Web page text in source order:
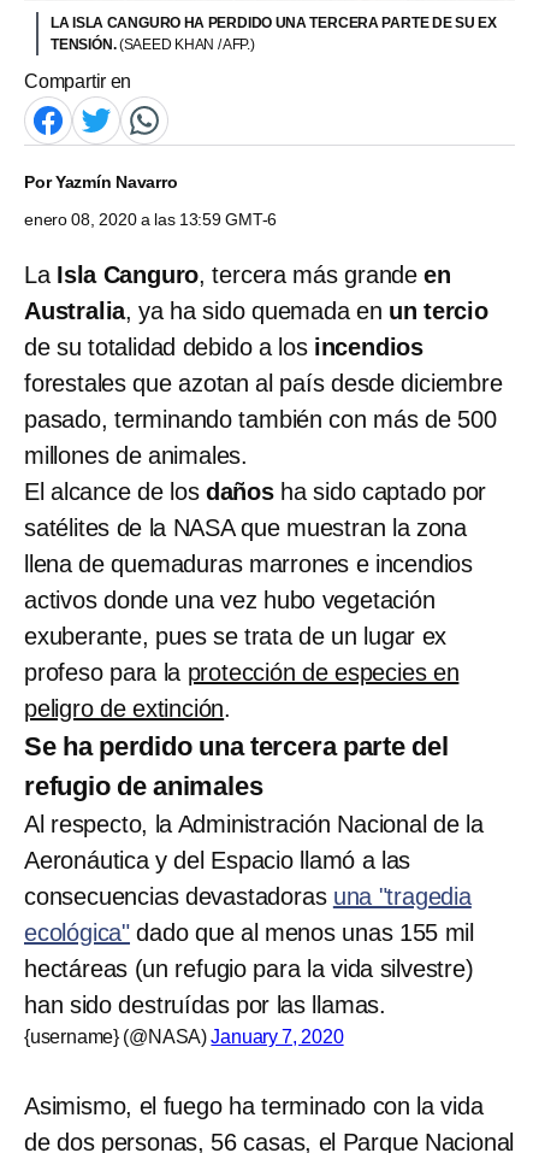
LA ISLA CANGURO HA PERDIDO UNA TERCERA PARTE DE SU EX
TENSIÓN.(SAEED KHAN / AFP.)
Compartir en
PorYazmín Navarro
enero 08, 2020 a las 13:59 GMT-6
La Isla Canguro, tercera más grandeen
Australia, ya ha sido quemada en un tercio
de su totalidad debido a los incendios
forestales que azotan al país desde diciembre
pasado, terminando también con más de 500
millones de animales.
El alcance de los dañosha sido captado por
satélites de la NASA que muestran la zona
llena de quemaduras marrones e incendios
activos donde una vez hubo vegetación
exuberante, pues se trata de un lugar ex
profeso para la protección de especies en
peligro de extinción.
Se ha perdido una tercera parte del
refugio de animales
Al respecto, la Administración Nacional de la
Aeronáutica y del Espacio llamó a las
consecuencias devastadoras una "tragedia
ecológica" dado que al menos unas 155 mil
hectáreas (un refugio para la vida silvestre)
han sido destruídas por las llamas.
{username} (@NASA)January 7, 2020
Asimismo, el fuego ha terminado con la vida
de dos personas, 56 casas, el Parque Nacional